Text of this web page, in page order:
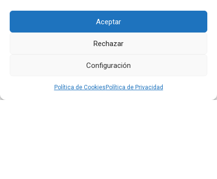
Aceptar
Rechazar
Configuración
Política de Cookies Política de Privacidad
El aeropuerto de Quito fortalece su oferta comercial